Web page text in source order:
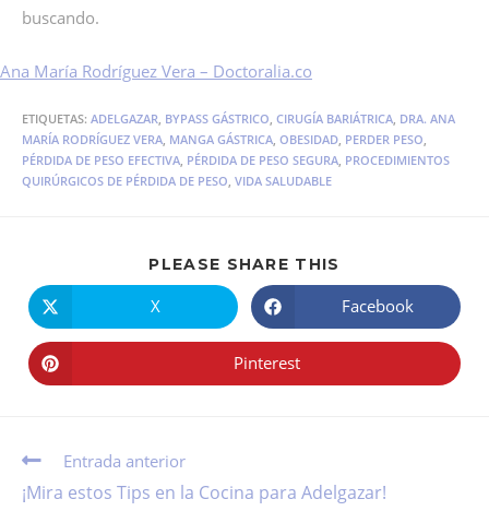
buscando.
Ana María Rodríguez Vera – Doctoralia.co
ETIQUETAS: ADELGAZAR, BYPASS GÁSTRICO, CIRUGÍA BARIÁTRICA, DRA. ANA
MARÍA RODRÍGUEZ VERA, MANGA GÁSTRICA, OBESIDAD, PERDER PESO,
PÉRDIDA DE PESO EFECTIVA, PÉRDIDA DE PESO SEGURA, PROCEDIMIENTOS
QUIRÚRGICOS DE PÉRDIDA DE PESO, VIDA SALUDABLE
PLEASE SHARE THIS
X Facebook
Pinterest
Entrada anterior
¡Mira estos Tips en la Cocina para Adelgazar!